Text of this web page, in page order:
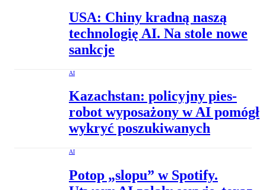
USA: Chiny kradną naszą
technologię AI. Na stole nowe
sankcje
AI
Kazachstan: policyjny pies-
robot wyposażony w AI pomógł
wykryć poszukiwanych
AI
Potop „slopu” w Spotify.